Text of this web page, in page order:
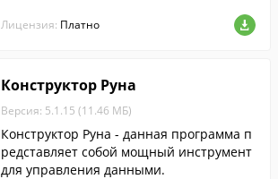
мочь своим новым друзьям выжить на э
том клочке суши и вернуться домой. Пе
тесь о провианте. Научитесь выращива
ть овощи, ловить крабов и охотиться на
кабанов. Познакомьтесь с местными або
ригенами - без их помощи вам не покин
уть этот остров...
Лицензия: Платно
Конструктор Руна
Версия: 5.1.15 (11.46 МБ)
Конструктор Руна - данная программа п
редставляет собой мощный инструмент
для управления данными.